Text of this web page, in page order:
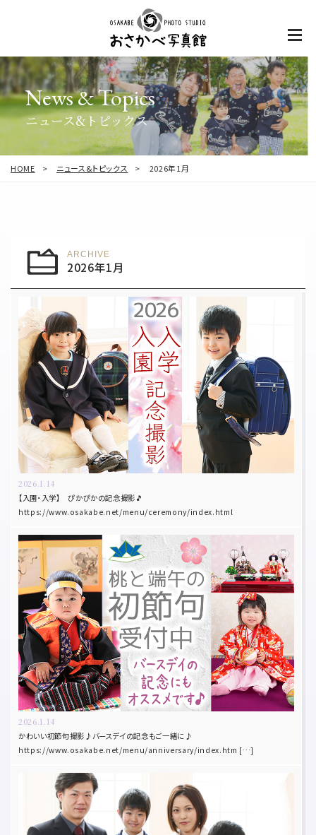
News & Topics
ニュース&トピックス
HOME ニュース&トピックス 2026年1月
ARCHIVE
2026年1月
2026.1.14
【入園・入学】 ぴかぴかの記念撮影🎵
https://www.osakabe.net/menu/ceremony/index.html
2026.1.14
かわいい初節句撮影♪バースデイの記念もご一緒に♪
https://www.osakabe.net/menu/anniversary/index.htm […]